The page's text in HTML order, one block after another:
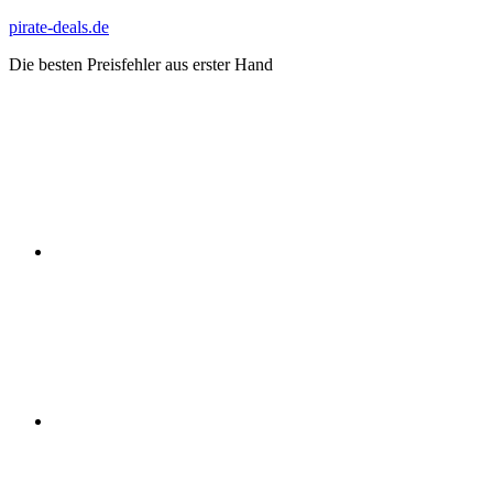
Zum
springen
pirate-deals.de
Die besten Preisfehler aus erster Hand